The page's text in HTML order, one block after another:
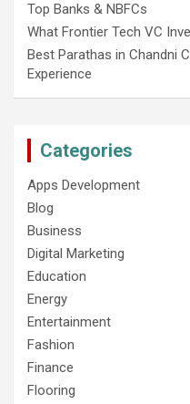
Top Banks & NBFCs
What Frontier Tech VC
Best Parathas in Chandni
Experience
Categories
Apps Development
Blog
Business
Digital Marketing
Education
Energy
Entertainment
Fashion
Finance
Flooring